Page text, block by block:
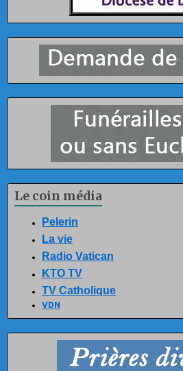
Le coin média
Pelerin
La vie
Radio Vatican
KTO TV
TV Catholique
VDN